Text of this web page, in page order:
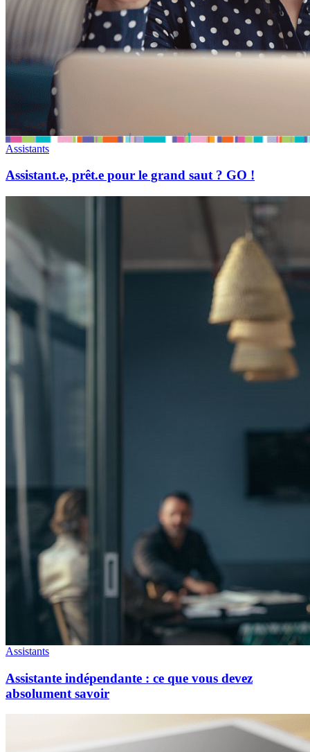
Assistants
Assistant.e, prêt.e pour le grand saut ? GO !
Assistants
Assistante indépendante : ce que vous devez
absolument savoir